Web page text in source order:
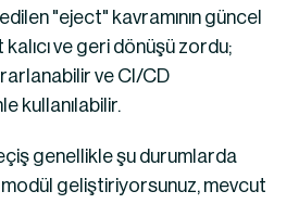
"eject" kavramının güncel
ve CI/CD
kullanılabilir.
genellikle şu durumlarda
geliştiriyorsunuz, mevcut